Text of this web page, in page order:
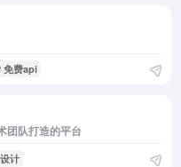
免费api
团队打造的平台
计